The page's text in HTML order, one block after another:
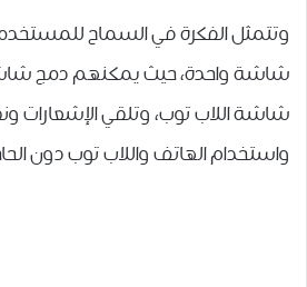
ﻭﺗﺘﻤﺜﻞ ﺍﻟﻔﻜﺮﺓ ﻓﻲ ﺍﻟﺴﻤﺎﺡ
ﺷﺎﺷﺔ ﻭﺍﺣﺪﺓ، ﺣﻴﺚ ﻳﻤﻜﻨﻬﻢ ﺩﻣﺞ
ﺷﺎﺷﺔ ﺍﻟﻼﺏ ﺗﻮﺏ، ﻭﺗﻠﻘﻲ ﺍﻹﺷﻌﺎﺭﺍﺕ
ﻭﺍﺳﺘﺨﺪﺍﻡ ﺍﻟﻬﺎﺗﻒ ﻭﺍﻟﻼﺏ ﺗﻮﺏ ﺩﻭﻥ